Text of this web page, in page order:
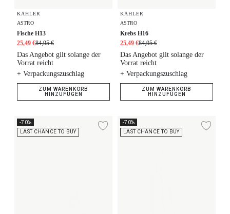
KÄHLER
ASTRO
Fische H13
25,49 €84,95 €
+ Verpackungszuschlag
Das Angebot gilt solange der
Vorrat reicht
ZUM WARENKORB
HINZUFÜGEN
KÄHLER
ASTRO
Krebs H16
25,49 €84,95 €
+ Verpackungszuschlag
Das Angebot gilt solange der
Vorrat reicht
ZUM WARENKORB
HINZUFÜGEN
Widder H12
-70%
LAST CHANCE TO BUY
Zur Wunschliste
The Hedonist H22
-70%
LAST CHANCE TO BUY